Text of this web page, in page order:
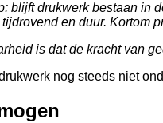
blijft drukwerk bestaan in
en duur. Kortom
is dat de kracht van
nog steeds niet